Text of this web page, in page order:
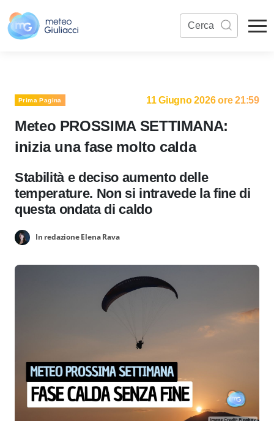
Prima Pagina 11 Giugno 2026 ore 21:59
Meteo PROSSIMA SETTIMANA:
inizia una fase molto calda
Stabilità e deciso aumento delle
temperature. Non si intravede la fine di
questa ondata di caldo
In redazione Elena Rava